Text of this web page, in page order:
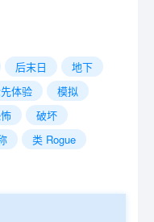
后末日
地下
体验
模拟
破坏
类 Rogue